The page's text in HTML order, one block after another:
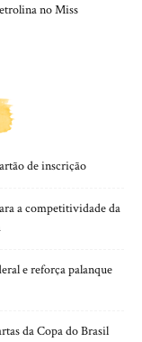
no Miss
de inscrição
a competitividade da
e reforça palanque
da Copa do Brasil